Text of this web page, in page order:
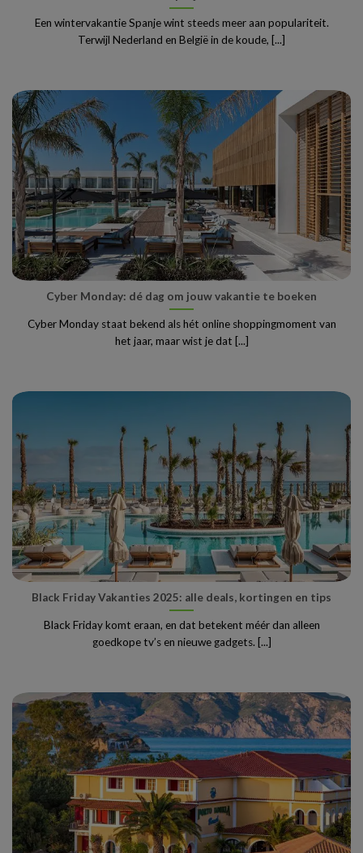
Een wintervakantie Spanje wint steeds meer aan populariteit.
Terwijl Nederland en België in de koude, [...]
Cyber Monday: dé dag om jouw vakantie te boeken
Cyber Monday staat bekend als hét online shoppingmoment van
het jaar, maar wist je dat [...]
Black Friday Vakanties 2025: alle deals, kortingen en tips
Black Friday komt eraan, en dat betekent méér dan alleen
goedkope tv’s en nieuwe gadgets. [...]